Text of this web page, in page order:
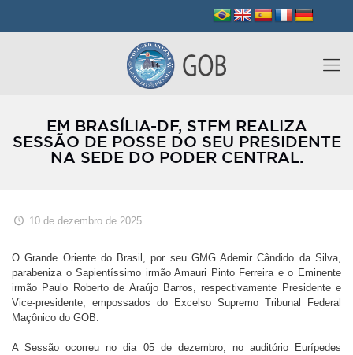
EM BRASÍLIA-DF, STFM REALIZA
SESSÃO DE POSSE DO SEU PRESIDENTE
NA SEDE DO PODER CENTRAL.
10 de dezembro de 2025
O Grande Oriente do Brasil, por seu GMG Ademir Cândido da Silva,
parabeniza o Sapientíssimo irmão Amauri Pinto Ferreira e o Eminente
irmão Paulo Roberto de Araújo Barros, respectivamente Presidente e
Vice-presidente, empossados do Excelso Supremo Tribunal Federal
Maçônico do GOB.
A Sessão ocorreu no dia 05 de dezembro, no auditório Eurípedes